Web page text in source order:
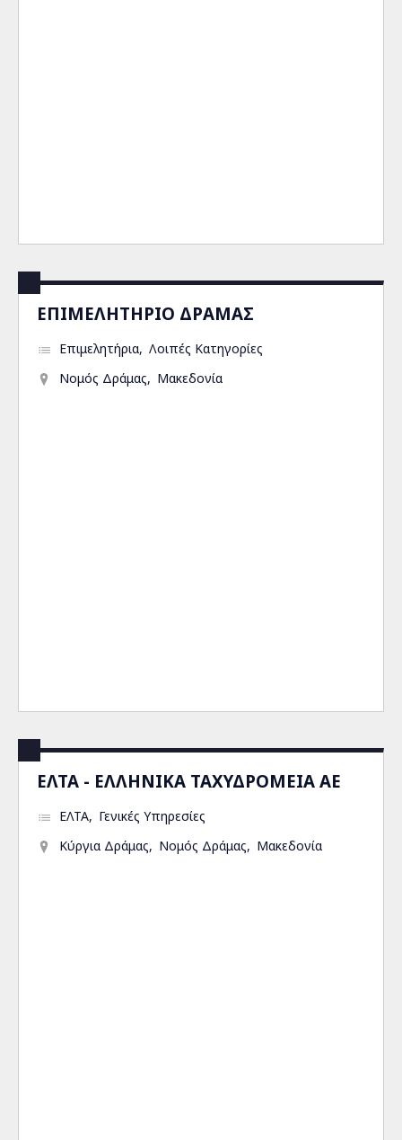
ΕΠΙΜΕΛΗΤΗΡΙΟ ΔΡΑΜΑΣ
Επιμελητήρια Λοιπές Κατηγορίες
Νομός Δράμας
Μακεδονία
ΕΛΤΑ - ΕΛΛΗΝΙΚΑ ΤΑΧΥΔΡΟΜΕΙΑ ΑΕ
ΕΛΤΑ
Γενικές Υπηρεσίες
Κύργια Δράμας
Νομός Δράμας Μακεδονία